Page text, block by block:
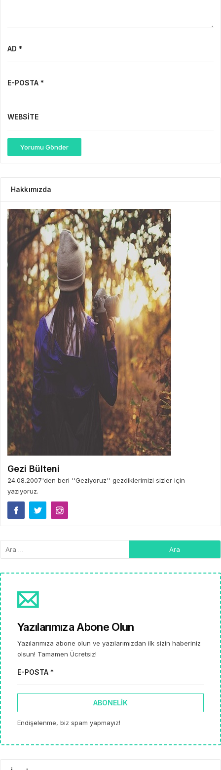
AD *
E-POSTA *
WEBSITE
Yorumu Gönder
Hakkımızda
Gezi Bülteni
24.08.2007'den beri ''Geziyoruz'' gezdiklerimizi sizler için
yazıyoruz.
Yazılarımıza Abone Olun
Yazılarımıza abone olun ve yazılarımızdan ilk sizin haberiniz
olsun! Tamamen Ücretsiz!
E-POSTA *
ABONELIK
Endişelenme, biz spam yapmayız!